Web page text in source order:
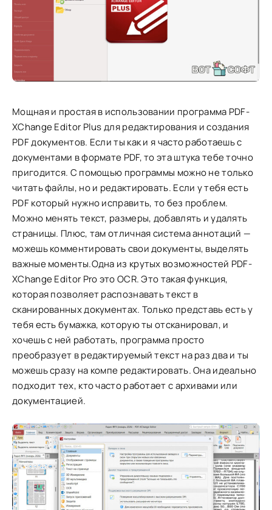
Мощная и простая в использовании программа PDF-
XChange Editor Plus для редактирования и создания
PDF документов. Если ты как и я часто работаешь с
документами в формате PDF, то эта штука тебе точно
пригодится. С помощью программы можно не только
читать файлы, но и редактировать. Если у тебя есть
PDF который нужно исправить, то без проблем.
Можно менять текст, размеры, добавлять и удалять
страницы. Плюс, там отличная система аннотаций —
можешь комментировать свои документы, выделять
важные моменты.Одна из крутых возможностей PDF-
XChange Editor Pro это OCR. Это такая функция,
которая позволяет распознавать текст в
сканированных документах. Только представь есть у
тебя есть бумажка, которую ты отсканировал, и
хочешь с ней работать, программа просто
преобразует в редактируемый текст на раз два и ты
можешь сразу на компе редактировать. Она идеально
подходит тех, кто часто работает с архивами или
документацией.